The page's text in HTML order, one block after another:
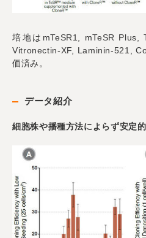
培地はmTeSR1, mTeSR Plus,
Vitronectin-XF, Laminin-521,
価済み。
データ紹介
細胞株や播種方法によらず安定